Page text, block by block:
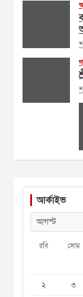
আর্কাইভ
রবি সোম
২
৩